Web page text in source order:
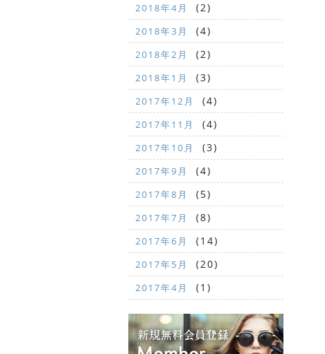
2018年4月 (2)
2018年3月 (4)
2018年2月 (2)
2018年1月 (3)
2017年12月 (4)
2017年11月 (4)
2017年10月 (3)
2017年9月 (4)
2017年8月 (5)
2017年7月 (8)
2017年6月 (14)
2017年5月 (20)
2017年4月 (1)